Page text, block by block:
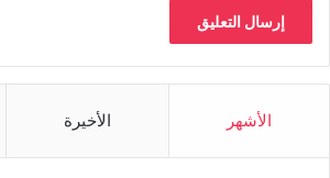
الأشهر الأخيرة